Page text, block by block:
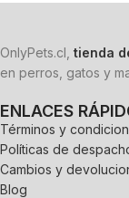
OnlyPets.cl, tienda
en perros, gatos y
ENLACES
Términos y
Políticas de
Cambios y
Blog